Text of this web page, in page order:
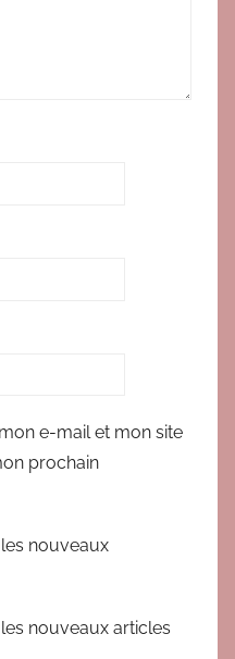
e-mail et mon site
prochain
nouveaux
nouveaux articles